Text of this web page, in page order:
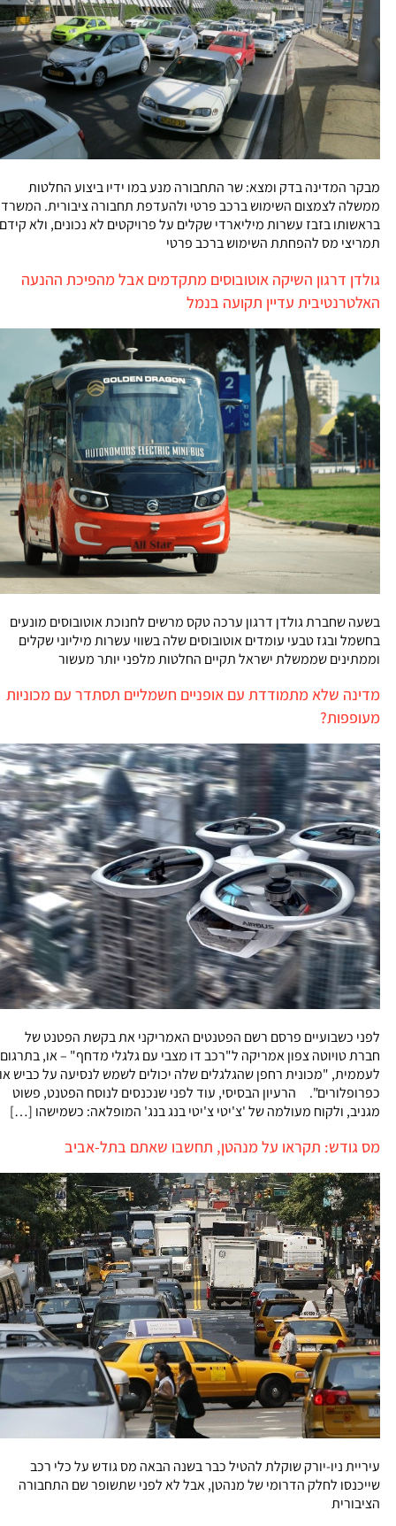
מבקר המדינה בדק ומצא: שר התחבורה מנע במו ידיו ביצוע החלטות
ממשלה לצמצום השימוש ברכב פרטי ולהעדפת תחבורה ציבורית. המשרד
בראשותו בזבז עשרות מיליארדי שקלים על פרויקטים לא נכונים, ולא קידם
תמריצי מס להפחתת השימוש ברכב פרטי
גולדן דרגון השיקה אוטובוסים מתקדמים אבל מהפיכת ההנעה
האלטרנטיבית עדיין תקועה בנמל
בשעה שחברת גולדן דרגון ערכה טקס מרשים לחנוכת אוטובוסים מונעים
בחשמל ובגז טבעי עומדים אוטובוסים שלה בשווי עשרות מיליוני שקלים
וממתינים שממשלת ישראל תקיים החלטות מלפני יותר מעשור
מדינה שלא מתמודדת עם אופניים חשמליים תסתדר עם מכוניות
מעופפות?
לפני כשבועיים פרסם רשם הפטנטים האמריקני את בקשת הפטנט של
חברת טויוטה צפון אמריקה ל"רכב דו מצבי עם גלגלי מדחף" – או, בתרגום
לעממית, "מכונית רחפן שהגלגלים שלה יכולים לשמש לנסיעה על כביש או
כפרופלורים". הרעיון הבסיסי, עוד לפני שנכנסים לנוסח הפטנט, פשוט
מגניב, ולקוח מעולמה של 'צ'יטי צ'יטי בנג בנג' המופלאה: כשמישהו […]
מס גודש: תקראו על מנהטן, תחשבו שאתם בתל-אביב
עיריית ניו-יורק שוקלת להטיל כבר בשנה הבאה מס גודש על כלי רכב
שייכנסו לחלק הדרומי של מנהטן, אבל לא לפני שתשופר שם התחבורה
הציבורית